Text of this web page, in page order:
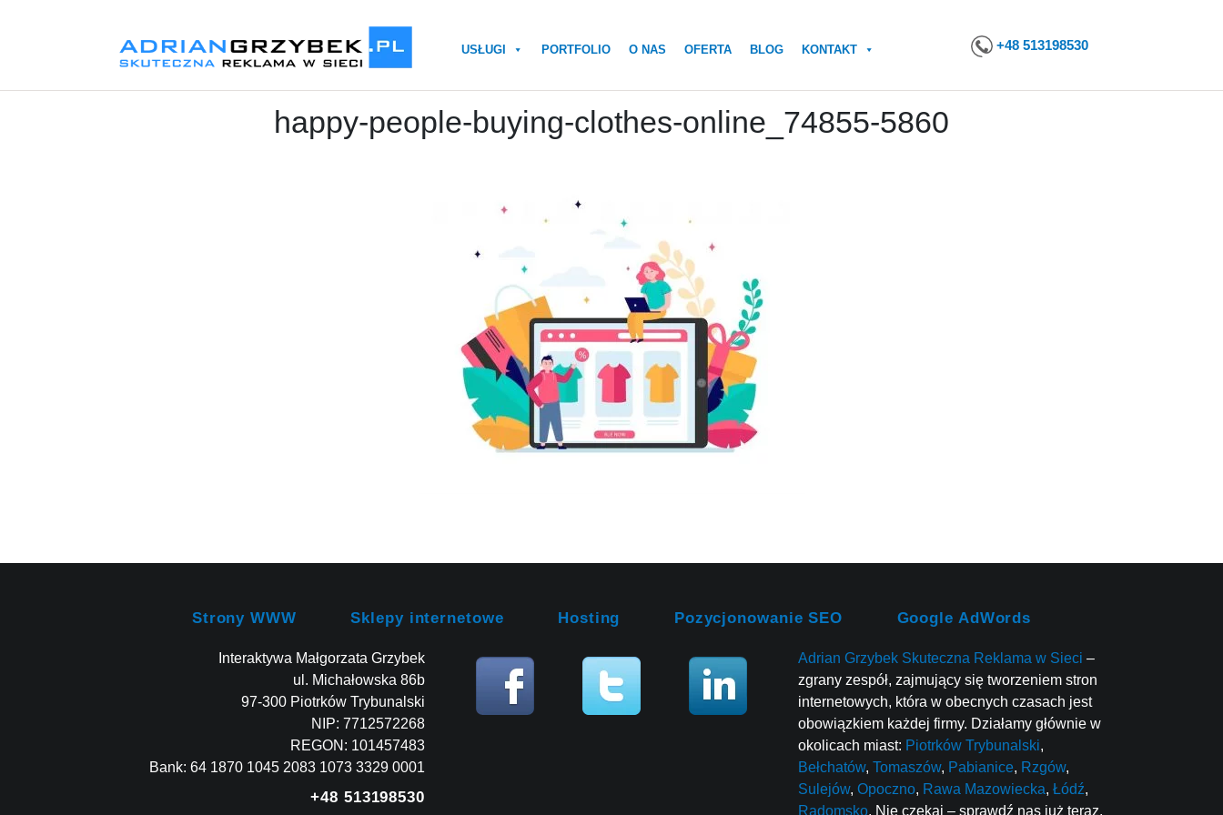
USŁUGI PORTFOLIO O NAS OFERTA BLOG KONTAKT +48 513198530
happy-people-buying-clothes-online_74855-5860
Strony WWW Sklepy internetowe Hosting Pozycjonowanie SEO Google AdWords
Interaktywa Małgorzata Grzybek
ul. Michałowska 86b
97-300 Piotrków Trybunalski
NIP: 7712572268
REGON: 101457483
Bank: 64 1870 1045 2083 1073 3329 0001
+48 513198530
Adrian Grzybek Skuteczna Reklama w Sieci –
zgrany zespół, zajmujący się tworzeniem stron
internetowych, która w obecnych czasach jest
obowiązkiem każdej firmy. Działamy głównie w
okolicach miast: Piotrków Trybunalski,
Bełchatów, Tomaszów, Pabianice, Rzgów,
Sulejów, Opoczno, Rawa Mazowiecka, Łódź,
Radomsko. Nie czekaj – sprawdź nas już teraz.